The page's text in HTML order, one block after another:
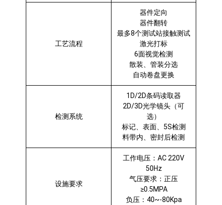
工艺流程
器件定向
器件翻转
最多8个测试站接触测试
激光打标
6面视觉检测
散装、管装分选
自动卷盘更换
检测系统
1D/2D条码读取器
2D/3D光学镜头（可
选）
标记、表面、5S检测
料带内、密封后检测
设施要求
工作电压：AC 220V
50Hz
气压要求：正压
≥0.5MPA
负压：40~-80Kpa